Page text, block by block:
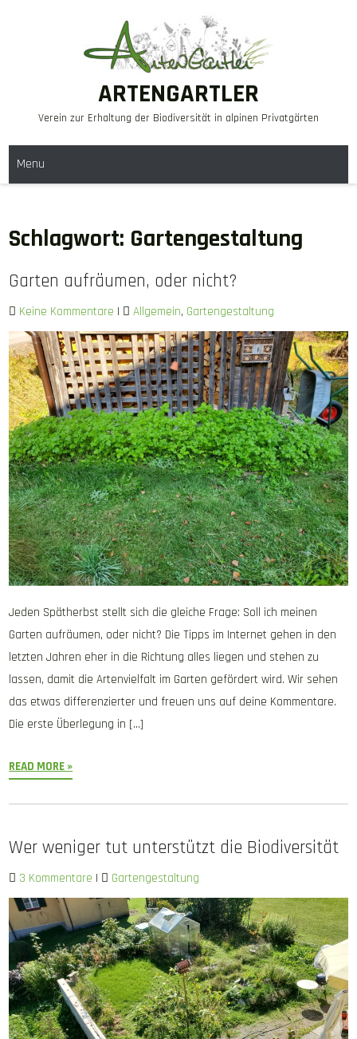
ARTENGARTLER
Verein zur Erhaltung der Biodiversität in alpinen Privatgärten
Menu
Schlagwort: Gartengestaltung
Garten aufräumen, oder nicht?
Keine Kommentare | Allgemein, Gartengestaltung
Jeden Spätherbst stellt sich die gleiche Frage: Soll ich meinen
Garten aufräumen, oder nicht? Die Tipps im Internet gehen in den
letzten Jahren eher in die Richtung alles liegen und stehen zu
lassen, damit die Artenvielfalt im Garten gefördert wird. Wir sehen
das etwas differenzierter und freuen uns auf deine Kommentare.
Die erste Überlegung in […]
READ MORE »
Wer weniger tut unterstützt die Biodiversität
3 Kommentare | Gartengestaltung